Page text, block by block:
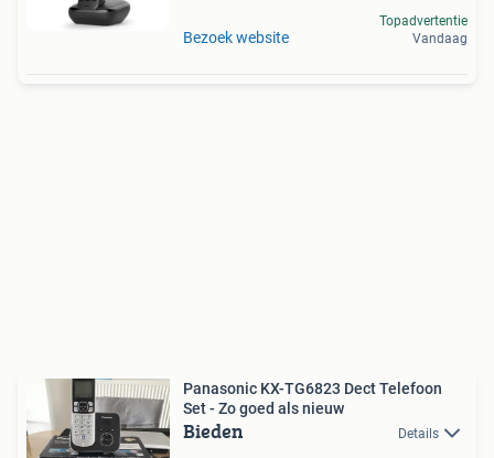
Bezoek website
Topadvertentie
Vandaag
Panasonic KX-TG6823 Dect Telefoon
Set - Zo goed als nieuw
Bieden Details